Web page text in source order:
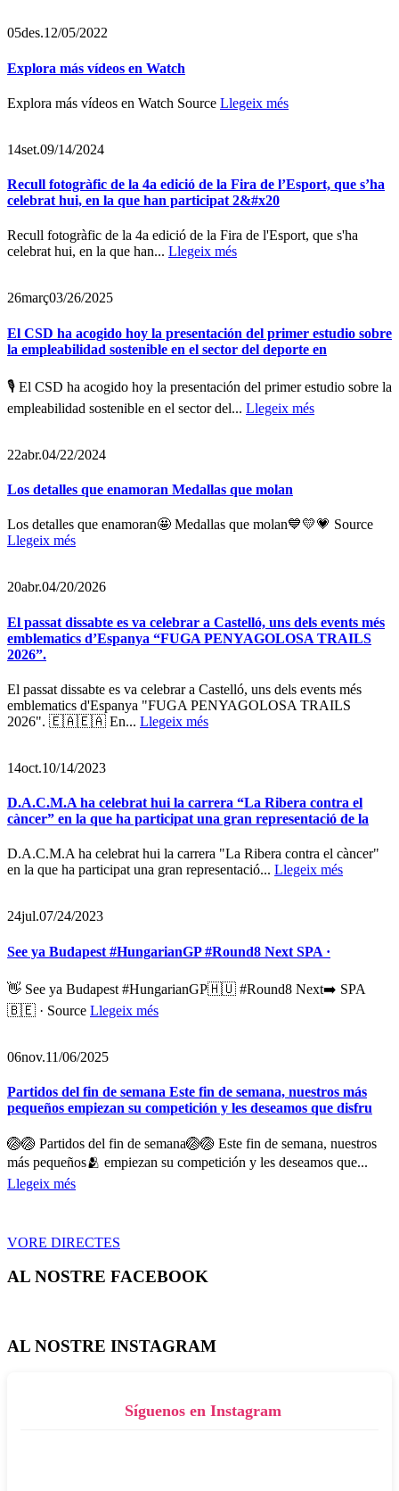
05des.12/05/2022
Explora más vídeos en Watch
Explora más vídeos en Watch Source Llegeix més
14set.09/14/2024
Recull fotogràfic de la 4a edició de la Fira de l’Esport, que s’ha
celebrat hui, en la que han participat 2️&#x20
Recull fotogràfic de la 4a edició de la Fira de l'Esport, que s'ha
celebrat hui, en la que han... Llegeix més
26març03/26/2025
El CSD ha acogido hoy la presentación del primer estudio sobre
la empleabilidad sostenible en el sector del deporte en
🎙️ El CSD ha acogido hoy la presentación del primer estudio sobre la
empleabilidad sostenible en el sector del... Llegeix més
22abr.04/22/2024
Los detalles que enamoran Medallas que molan
Los detalles que enamoran🤩 Medallas que molan💙💛💗 Source
Llegeix més
20abr.04/20/2026
El passat dissabte es va celebrar a Castelló, uns dels events més
emblematics d’Espanya “FUGA PENYAGOLOSA TRAILS
2026”.
El passat dissabte es va celebrar a Castelló, uns dels events més
emblematics d'Espanya "FUGA PENYAGOLOSA TRAILS
2026". 🇪🇦🇪🇦 En... Llegeix més
14oct.10/14/2023
D.A.C.M.A ha celebrat hui la carrera “La Ribera contra el
càncer” en la que ha participat una gran representació de la
D.A.C.M.A ha celebrat hui la carrera "La Ribera contra el càncer"
en la que ha participat una gran representació... Llegeix més
24jul.07/24/2023
See ya Budapest #HungarianGP #Round8 Next SPA ·
👋 See ya Budapest #HungarianGP🇭🇺 #Round8 Next➡️ SPA
🇧🇪 · Source Llegeix més
06nov.11/06/2025
Partidos del fin de semana Este fin de semana, nuestros más
pequeños empiezan su competición y les deseamos que disfru
🏐🏐 Partidos del fin de semana🏐🏐 Este fin de semana, nuestros
más pequeños🫂 empiezan su competición y les deseamos que...
Llegeix més
VORE DIRECTES
AL NOSTRE FACEBOOK
AL NOSTRE INSTAGRAM
Síguenos en Instagram